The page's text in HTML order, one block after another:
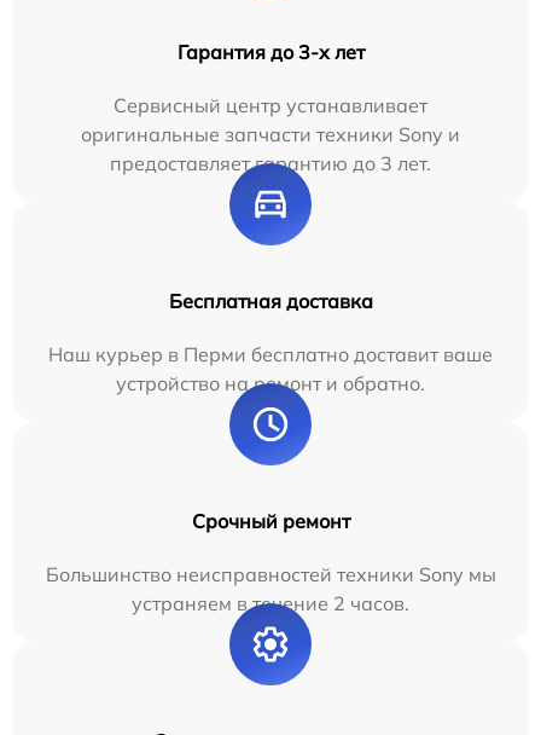
Гарантия до 3-х лет
Сервисный центр устанавливает
оригинальные запчасти техники Sony и
предоставляет гарантию до 3 лет.
Бесплатная доставка
Наш курьер в Перми бесплатно доставит ваше
устройство на ремонт и обратно.
Срочный ремонт
Большинство неисправностей техники Sony мы
устраняем в течение 2 часов.